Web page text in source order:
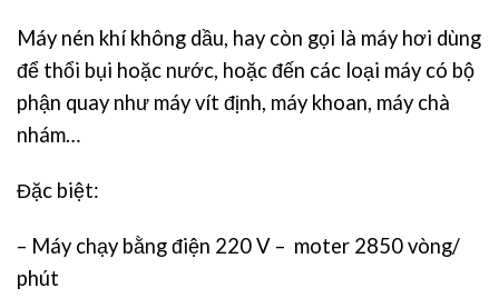
Máy nén khí không dầu, hay còn gọi là máy hơi dùng
để thổi bụi hoặc nước, hoặc đến các loại máy có bộ
phận quay như máy vít định, máy khoan, máy chà
nhám…
Đặc biệt:
– Máy chạy bằng điện 220 V – moter 2850 vòng/
phút